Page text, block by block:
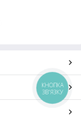
КНОПКА
ЗВ'ЯЗКУ